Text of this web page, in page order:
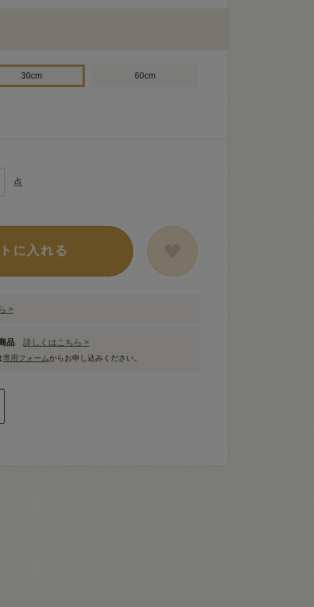
30cm 60cm
点
に入れる
>
品 詳しくはこちら >
専用フォームからお申し込みください。